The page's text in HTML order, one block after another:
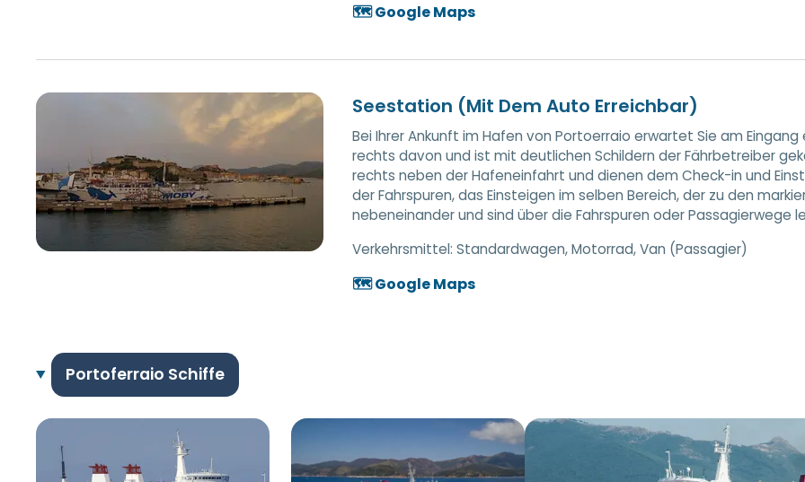
🗺️ Google Maps
Seestation (Mit Dem Auto Erreichbar)
Bei Ihrer Ankunft im Hafen von Portoerraio erwartet Sie am
rechts davon und ist mit deutlichen Schildern der Fährbetreiber
rechts neben der Hafeneinfahrt und dienen dem Check-in und
der Fahrspuren, das Einsteigen im selben Bereich, der zu den
nebeneinander und sind über die Fahrspuren oder Passagierwege
Verkehrsmittel: Standardwagen, Motorrad, Van (Passagier)
🗺️ Google Maps
Portoferraio Schiffe